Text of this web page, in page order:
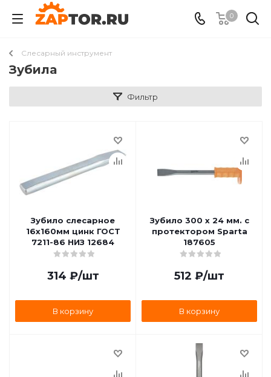
0
Слесарный инструмент
Зубила
Фильтр
Зубило слесарное
16х160мм цинк ГОСТ
7211-86 НИЗ 12684
314 ₽/шт
В корзину
Зубило 300 х 24 мм. с
протектором Sparta
187605
512 ₽/шт
В корзину